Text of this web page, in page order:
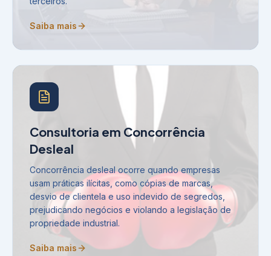
Saiba mais
Consultoria em Concorrência
Desleal
Concorrência desleal ocorre quando empresas
usam práticas ilícitas, como cópias de marcas,
desvio de clientela e uso indevido de segredos,
prejudicando negócios e violando a legislação de
propriedade industrial.
Saiba mais